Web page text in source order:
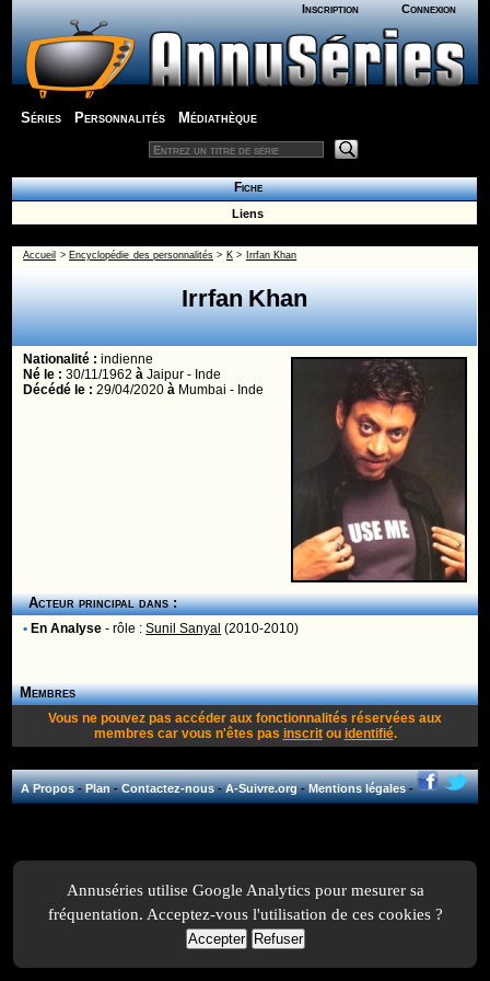
Inscription Connexion
Séries Personnalités Médiathèque
Fiche
Liens
Accueil > Encyclopédie des personnalités > K> Irrfan Khan
Irrfan Khan
Nationalité :indienne
Né le :30/11/1962à Jaipur - Inde
Décédé le :29/04/2020à Mumbai - Inde
Acteur principal dans :
• En Analyse - rôle :Sunil Sanyal (2010-2010)
Membres
Vous ne pouvez pas accéder aux fonctionnalités réservées aux
membres car vous n'êtes pas inscritou identifié.
A Propos-Plan-Contactez-nous-A-Suivre.org-Mentions légales-
Annuséries utilise Google Analytics pour mesurer sa
fréquentation. Acceptez-vous l'utilisation de ces cookies ?
Accepter Refuser